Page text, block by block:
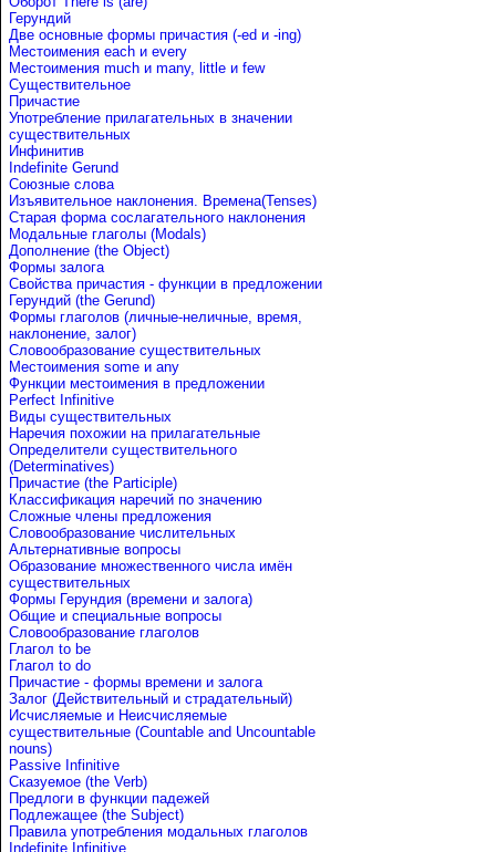
Герундий
Две основные формы причастия (-ed и -ing)
Местоимения each и every
Местоимения much и many, little и few
Существительное
Причастие
Употребление прилагательных в значении
существительных
Инфинитив
Indefinite Gerund
Союзные слова
Изъявительное наклонения. Времена(Tenses)
Старая форма сослагательного наклонения
Модальные глаголы (Modals)
Дополнение (the Object)
Формы залога
Свойства причастия - функции в предложении
Герундий (the Gerund)
Формы глаголов (личные-неличные, время,
наклонение, залог)
Словообразование существительных
Местоимения some и any
Функции местоимения в предложении
Perfect Infinitive
Виды существительных
Наречия похожии на прилагательные
Определители существительного
(Determinatives)
Причастие (the Participle)
Классификация наречий по значению
Сложные члены предложения
Словообразование числительных
Альтернативные вопросы
Образование множественного числа имён
существительных
Формы Герундия (времени и залога)
Общие и специальные вопросы
Словообразование глаголов
Глагол to be
Глагол to do
Причастие - формы времени и залога
Залог (Действительный и страдательный)
Исчисляемые и Неисчисляемые
существительные (Countable and Uncountable
nouns)
Passive Infinitive
Сказуемое (the Verb)
Предлоги в функции падежей
Подлежащее (the Subject)
Правила употребления модальных глаголов
Indefinite Infinitive